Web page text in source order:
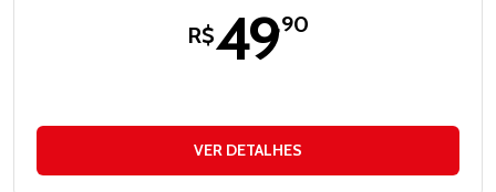
R$49,90
VER DETALHES